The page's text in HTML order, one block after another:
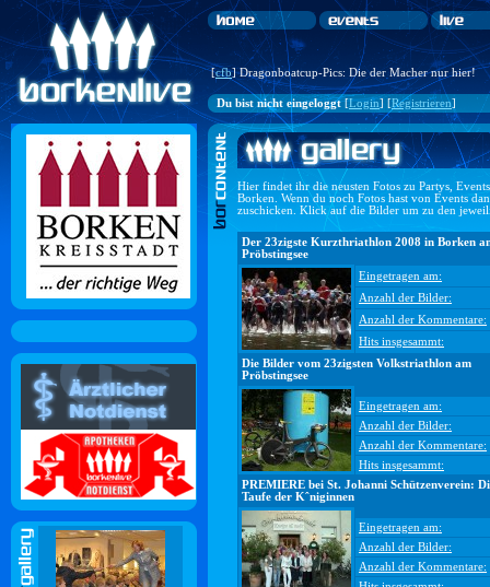
[cfb] Dragonboatcup-Pics: Die der Macher nur hier!
Du bist nicht eingeloggt[Login] [Registrieren]
Hier findet ihr die neusten Fotos zu Partys,
Borken. Wenn du noch Fotos hast von Events
zuschicken. Klick auf die Bilder um zu den
Der 23zigste Kurzthriathlon 2008 in Borken
Pröbstingsee
Eingetragen am:
Anzahl der Bilder:
Anzahl der Kommentare:
Hits insgesammt:
Die Bilder vom 23zigsten Volkstriathlon am
Pröbstingsee
Eingetragen am:
Anzahl der Bilder:
Anzahl der Kommentare:
Hits insgesammt:
PREMIERE bei St. Johanni Schützenverein:
Taufe der Kˆniginnen
Eingetragen am:
Anzahl der Bilder:
Anzahl der Kommentare: